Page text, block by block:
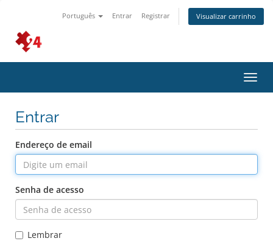
Português Entrar Registrar Visualizar carrinho
Entrar
Endereço de email
Senha de acesso
Lembrar